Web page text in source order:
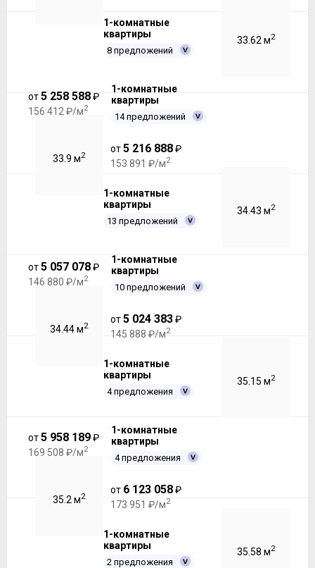
1-комнатные
квартиры
8 предложений
33.62 м2
от5 258 588₽
156 412 ₽/м2
1-комнатные
квартиры
14 предложений
33.9 м2
от5 216 888₽
153 891 ₽/м2
1-комнатные
квартиры
13 предложений
34.43 м2
от5 057 078₽
146 880 ₽/м2
1-комнатные
квартиры
10 предложений
34.44 м2
от5 024 383₽
145 888 ₽/м2
1-комнатные
квартиры
4 предложения
35.15 м2
от5 958 189₽
169 508 ₽/м2
1-комнатные
квартиры
4 предложения
35.2 м2
от 6 123 058₽
173 951 ₽/м2
1-комнатные
квартиры
2 предложения
35.58 м2